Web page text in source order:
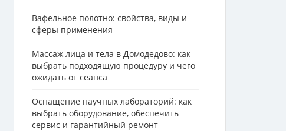
Вафельное полотно: свойства, виды и
сферы применения
Массаж лица и тела в Домодедово: как
выбрать подходящую процедуру и чего
ожидать от сеанса
Оснащение научных лабораторий: как
выбрать оборудование, обеспечить
сервис и гарантийный ремонт